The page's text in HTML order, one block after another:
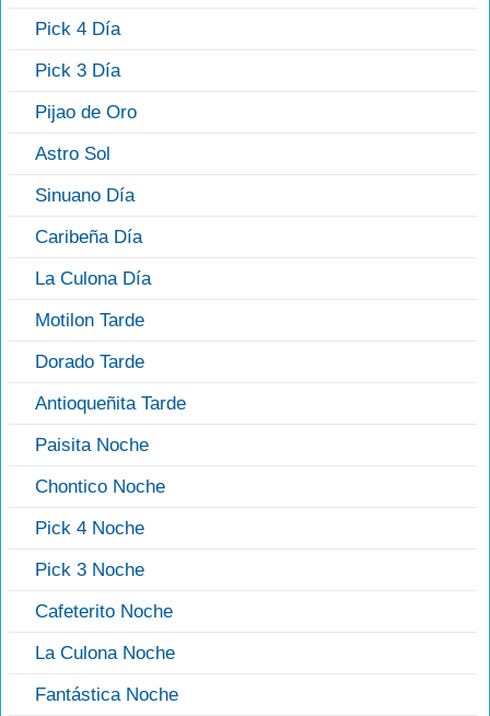
Pick 4 Día
Pick 3 Día
Pijao de Oro
Astro Sol
Sinuano Día
Caribeña Día
La Culona Día
Motilon Tarde
Dorado Tarde
Antioqueñita Tarde
Paisita Noche
Chontico Noche
Pick 4 Noche
Pick 3 Noche
Cafeterito Noche
La Culona Noche
Fantástica Noche